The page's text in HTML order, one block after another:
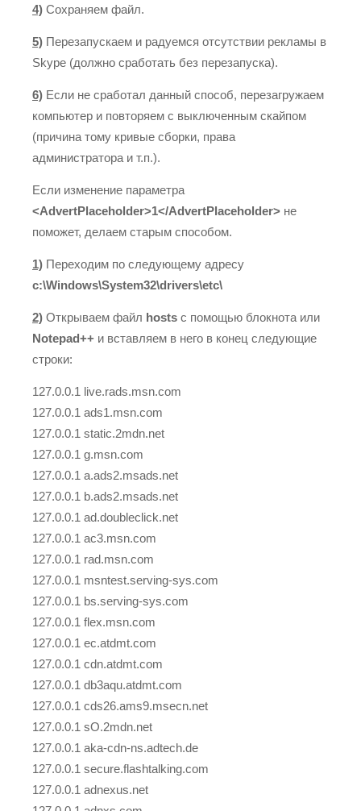
4) Сохраняем файл.
5) Перезапускаем и радуемся отсутствии рекламы в
Skype (должно сработать без перезапуска).
6) Если не сработал данный способ, перезагружаем
компьютер и повторяем с выключенным скайпом
(причина тому кривые сборки, права
администратора и т.п.).
Если изменение параметра
<AdvertPlaceholder>1</AdvertPlaceholder> не
поможет, делаем старым способом.
1) Переходим по следующему адресу
c:\Windows\System32\drivers\etc\
2) Открываем файл hosts с помощью блокнота или
Notepad++ и вставляем в него в конец следующие
строки:
127.0.0.1 live.rads.msn.com
127.0.0.1 ads1.msn.com
127.0.0.1 static.2mdn.net
127.0.0.1 g.msn.com
127.0.0.1 a.ads2.msads.net
127.0.0.1 b.ads2.msads.net
127.0.0.1 ad.doubleclick.net
127.0.0.1 ac3.msn.com
127.0.0.1 rad.msn.com
127.0.0.1 msntest.serving-sys.com
127.0.0.1 bs.serving-sys.com
127.0.0.1 flex.msn.com
127.0.0.1 ec.atdmt.com
127.0.0.1 cdn.atdmt.com
127.0.0.1 db3aqu.atdmt.com
127.0.0.1 cds26.ams9.msecn.net
127.0.0.1 sO.2mdn.net
127.0.0.1 aka-cdn-ns.adtech.de
127.0.0.1 secure.flashtalking.com
127.0.0.1 adnexus.net